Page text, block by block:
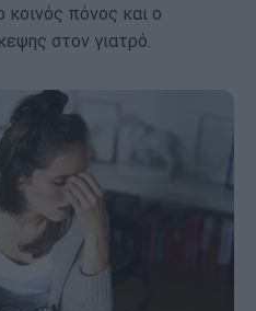
κοινός πόνος και ο
στον γιατρό.